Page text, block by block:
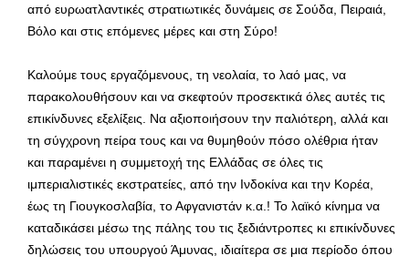
από ευρωατλαντικές στρατιωτικές δυνάμεις σε Σούδα, Πειραιά,
Βόλο και στις επόμενες μέρες και στη Σύρο!
Καλούμε τους εργαζόμενους, τη νεολαία, το λαό μας, να
παρακολουθήσουν και να σκεφτούν προσεκτικά όλες αυτές τις
επικίνδυνες εξελίξεις. Να αξιοποιήσουν την παλιότερη, αλλά και
τη σύγχρονη πείρα τους και να θυμηθούν πόσο ολέθρια ήταν
και παραμένει η συμμετοχή της Ελλάδας σε όλες τις
ιμπεριαλιστικές εκστρατείες, από την Ινδοκίνα και την Κορέα,
έως τη Γιουγκοσλαβία, το Αφγανιστάν κ.α.! Το λαϊκό κίνημα να
καταδικάσει μέσω της πάλης του τις ξεδιάντροπες κι επικίνδυνες
δηλώσεις του υπουργού Άμυνας, ιδιαίτερα σε μια περίοδο όπου